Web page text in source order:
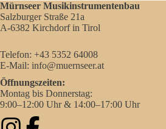
Mürnseer Musikinstrumentenbau
Salzburger Straße 21a
A-6382 Kirchdorf in Tirol
Telefon: +43 5352 64008
E-Mail: info@muernseer.at
Öffnungszeiten:
Montag bis Donnerstag:
9:00–12:00 Uhr & 14:00–17:00 Uhr